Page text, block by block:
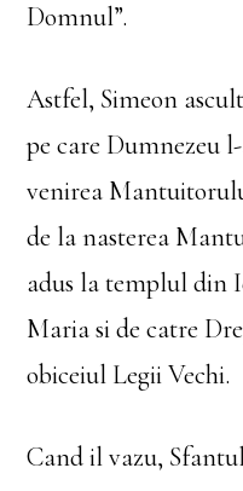
Domnul”.
Astfel, Simeon
pe care Dumnezeu
venirea
de la nasterea
adus la templul din
Maria si de catre
obiceiul Legii Vechi.
Cand il vazu,